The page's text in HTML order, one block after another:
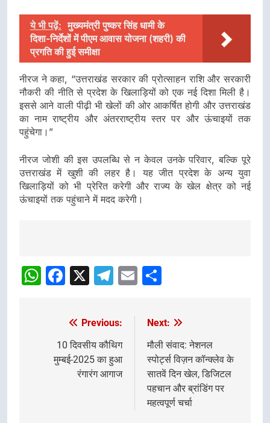
ये भी पढ़ें: मुख्यमंत्री पुष्कर सिंह धामी के
दिशा-निर्देशों में पीएम आवास योजना (शहरी) की
प्रगति की हुई समीक्षा
नीरज ने कहा, “उत्तराखंड सरकार की प्रोत्साहन राशि और सरकारी
नौकरी की नीति से प्रदेश के खिलाड़ियों को एक नई दिशा मिली है।
इससे आने वाली पीढ़ी भी खेलों की ओर आकर्षित होगी और उत्तराखंड
का नाम राष्ट्रीय और अंतरराष्ट्रीय स्तर पर और ऊंचाइयों तक
पहुंचेगा।”
नीरज जोशी की इस उपलब्धि से न केवल उनके परिवार, बल्कि पूरे
उत्तराखंड में खुशी की लहर है। यह जीत प्रदेश के अन्य युवा
खिलाड़ियों को भी प्रेरित करेगी और राज्य के खेल क्षेत्र को नई
ऊंचाइयों तक पहुंचाने में मदद करेगी।
Navigation
WhatsApp
Facebook
X Telegram
Email
navigation
Previous:
10 दिवसीय कौथिग
मुम्बई-2025 का हुआ
रंगारंग आगाज
Next:
मौली संवाद: नेशनल
स्पोर्ट्स विज़न कॉन्क्लेव के
सातवें दिन खेल, डिजिटल
पहचान और ब्रांडिंग पर
महत्वपूर्ण चर्चा